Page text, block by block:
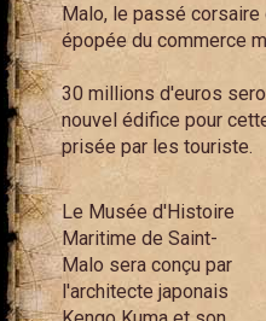
Malo, le passé
épopée du commerce
30 millions d'euros
nouvel édifice pour
prisée par les touriste.
Le Musée d'Histoire
Maritime de Saint-
Malo sera conçu par
l'architecte japonais